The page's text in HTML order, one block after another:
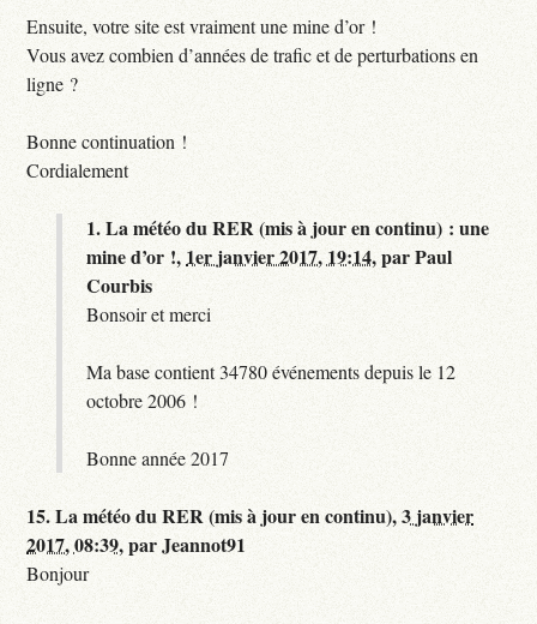
Ensuite, votre site est vraiment une mine d’or !
Vous avez combien d’années de trafic et de perturbations en
ligne ?
Bonne continuation !
Cordialement
1.La météo du RER (mis à jour en continu) : une
mine d’or !, 1er janvier 2017, 19:14,parPaul
Courbis
Bonsoir et merci
Ma base contient 34780 événements depuis le 12
octobre 2006 !
Bonne année 2017
15.La météo du RER (mis à jour en continu),3 janvier
2017, 08:39,parJeannot91
Bonjour